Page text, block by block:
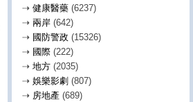
⇢ 健康醫藥 (6237)
⇢ 兩岸 (642)
⇢ 國防警政 (15326)
⇢ 國際 (222)
⇢ 地方 (2035)
⇢ 娛樂影劇 (807)
⇢ 房地產 (689)